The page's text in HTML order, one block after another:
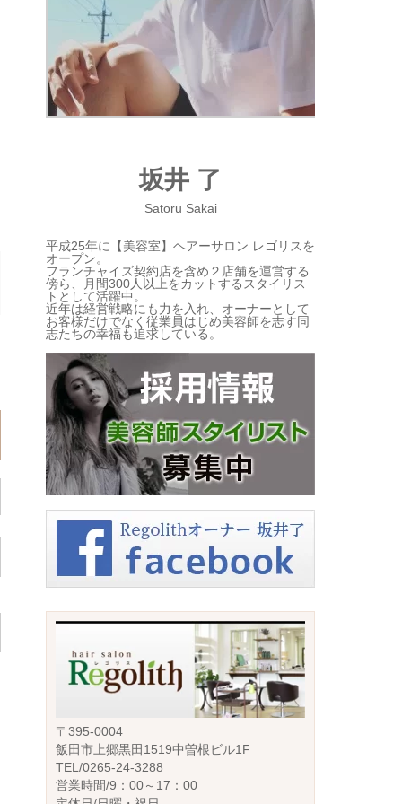
坂井 了
Satoru Sakai
平成25年に【美容室】ヘアーサロン レゴリスを
オープン。
フランチャイズ契約店を含め２店舗を運営する
傍ら、月間300人以上をカットするスタイリス
トとして活躍中。
近年は経営戦略にも力を入れ、オーナーとして
お客様だけでなく従業員はじめ美容師を志す同
志たちの幸福も追求している。
〒395-0004
飯田市上郷黒田1519中曽根ビル1F
TEL/0265-24-3288
営業時間/9：00～17：00